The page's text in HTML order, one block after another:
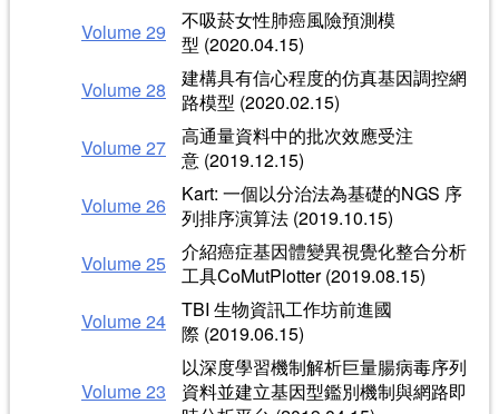
Volume 29
不吸菸女性肺癌風險預測模
型 (2020.04.15)
Volume 28
建構具有信心程度的仿真基因調控網
路模型 (2020.02.15)
Volume 27
高通量資料中的批次效應受注
意 (2019.12.15)
Volume 26
Kart: 一個以分治法為基礎的NGS 序
列排序演算法 (2019.10.15)
Volume 25
介紹癌症基因體變異視覺化整合分析
工具CoMutPlotter (2019.08.15)
Volume 24
TBI 生物資訊工作坊前進國
際 (2019.06.15)
Volume 23
以深度學習機制解析巨量腸病毒序列
資料並建立基因型鑑別機制與網路即